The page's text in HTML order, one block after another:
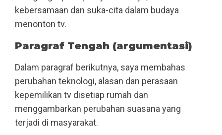
kebersamaan dan suka-cita dalam budaya
menonton tv.
Paragraf Tengah (argumentasi)
Dalam paragraf berikutnya, saya membahas
perubahan teknologi, alasan dan perasaan
kepemilikan tv disetiap rumah dan
menggambarkan perubahan suasana yang
terjadi di masyarakat.